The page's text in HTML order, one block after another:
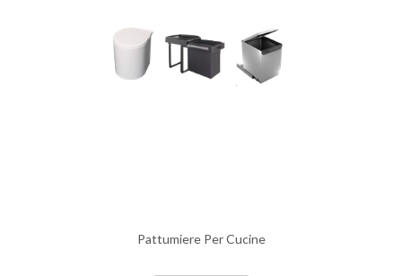
Pattumiere Per Cucine